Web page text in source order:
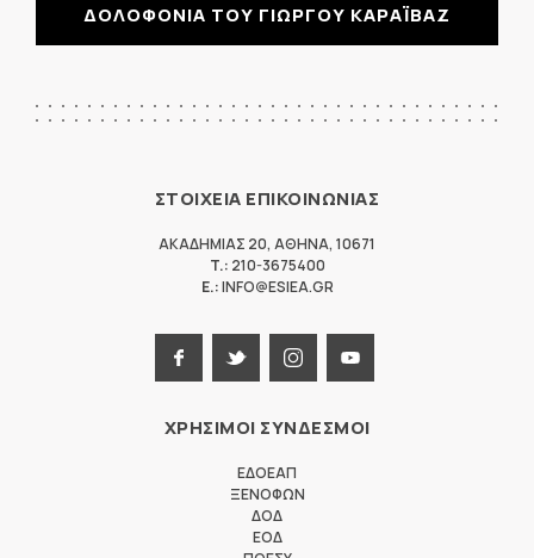
ΔΟΛΟΦΟΝΙΑ ΤΟΥ ΓΙΩΡΓΟΥ ΚΑΡΑΪΒΑΖ
ΣΤΟΙΧΕΙΑ ΕΠΙΚΟΙΝΩΝΙΑΣ
ΑΚΑΔΗΜΙΑΣ 20, ΑΘΗΝΑ, 10671
T.: 210-3675400
E.:INFO@ESIEA.GR
ΧΡΗΣΙΜΟΙ ΣΥΝΔΕΣΜΟΙ
ΕΔΟΕΑΠ
ΞΕΝΟΦΩΝ
ΔΟΔ
ΕΟΔ